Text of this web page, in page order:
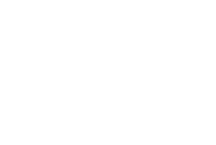
今年醫學獎可能得主包括：美國傑